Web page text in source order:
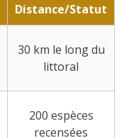
Distance/Statut
30 km le long du
littoral
200 espèces
recensées